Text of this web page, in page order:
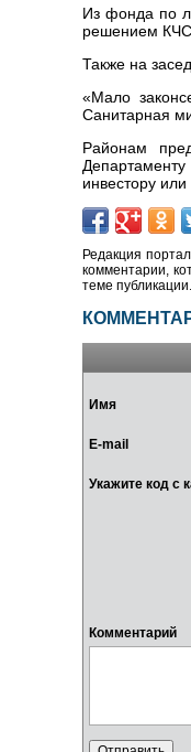
Из фонда по
решением КЧС
Также на
«Мало
Санитарная
Районам
инвестору или
Редакция
комментарии,
теме
Имя
E-mail
Укажите код с
Комментарий